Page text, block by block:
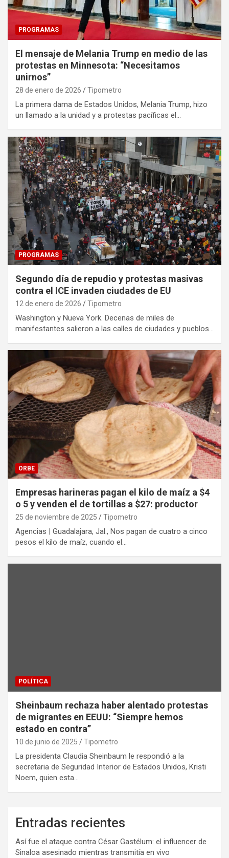
PROGRAMAS
El mensaje de Melania Trump en medio de las
protestas en Minnesota: “Necesitamos
unirnos”
28 de enero de 2026 Tipometro
La primera dama de Estados Unidos, Melania Trump, hizo
un llamado a la unidad y a protestas pacíficas el…
PROGRAMAS
Segundo día de repudio y protestas masivas
contra el ICE invaden ciudades de EU
12 de enero de 2026 Tipometro
Washington y Nueva York. Decenas de miles de
manifestantes salieron a las calles de ciudades y pueblos…
ORBE
Empresas harineras pagan el kilo de maíz a $4
o 5 y venden el de tortillas a $27: productor
25 de noviembre de 2025 Tipometro
Agencias | Guadalajara, Jal., Nos pagan de cuatro a cinco
pesos el kilo de maíz, cuando el…
POLÍTICA
Sheinbaum rechaza haber alentado protestas
de migrantes en EEUU: “Siempre hemos
estado en contra”
10 de junio de 2025 Tipometro
La presidenta Claudia Sheinbaum le respondió a la
secretaria de Seguridad Interior de Estados Unidos, Kristi
Noem, quien esta…
Entradas recientes
Así fue el ataque contra César Gastélum: el influencer de
Sinaloa asesinado mientras transmitía en vivo